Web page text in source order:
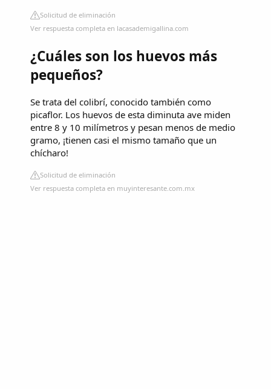
Solicitud de eliminación
Ver respuesta completa en lacasademigallina.com
¿Cuáles son los huevos más
pequeños?
Se trata del colibrí, conocido también como
picaflor. Los huevos de esta diminuta ave miden
entre 8 y 10 milímetros y pesan menos de medio
gramo, ¡tienen casi el mismo tamaño que un
chícharo!
Solicitud de eliminación
Ver respuesta completa en muyinteresante.com.mx